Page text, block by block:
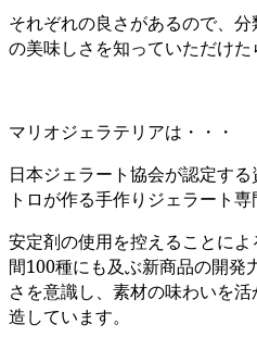
それぞれの良さがあるので、
の美味しさを知っていただけた
マリオジェラテリアは・・・
日本ジェラート協会が認定す
トロが作る手作りジェラート専
安定剤の使用を控えることに
間100種にも及ぶ新商品の開発
さを意識し、素材の味わいを
造しています。